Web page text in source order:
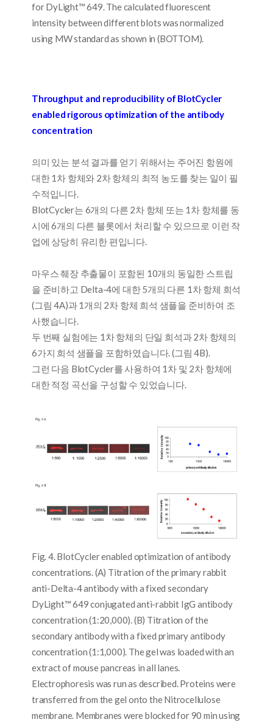
for DyLight™ 649. The calculated fluorescent
intensity between different blots was normalized
using MW standard as shown in (BOTTOM).
Throughput and reproducibility of BlotCycler
enabled rigorous optimization of the antibody
concentration
의미 있는 분석 결과를 얻기 위해서는 주어진 항원에
대한 1차 항체와 2차 항체의 최적 농도를 찾는 일이 필
수적입니다.
BlotCycler는 6개의 다른 2차 항체 또는 1차 항체를 동
시에 6개의 다른 블롯에서 처리할 수 있으므로 이런 작
업에 상당히 유리한 편입니다.
마우스 췌장 추출물이 포함된 10개의 동일한 스트립
을 준비하고 Delta-4에 대한 5개의 다른 1차 항체 희석
(그림 4A)과 1개의 2차 항체 희석 샘플을 준비하여 조
사했습니다.
두 번째 실험에는 1차 항체의 단일 희석과 2차 항체의
6가지 희석 샘플을 포함하였습니다. (그림 4B).
그런 다음 BlotCycler를 사용하여 1차 및 2차 항체에
대한 적정 곡선을 구성할 수 있었습니다.
Fig. 4. BlotCycler enabled optimization of antibody
concentrations. (A) Titration of the primary rabbit
anti-Delta-4 antibody with a fixed secondary
DyLight™ 649 conjugated anti-rabbit IgG antibody
concentration (1:20,000). (B) Titration of the
secondary antibody with a fixed primary antibody
concentration (1:1,000). The gel was loaded with an
extract of mouse pancreas in all lanes.
Electrophoresis was run as described. Proteins were
transferred from the gel onto the Nitrocellulose
membrane. Membranes were blocked for 90 min using